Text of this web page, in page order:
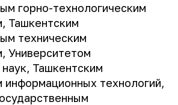
горно-технологическим
Ташкентским
техническим
Университетом
Ташкентским
информационных технологий,